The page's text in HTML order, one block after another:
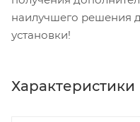
наилучшего решения
установки!
Характеристики